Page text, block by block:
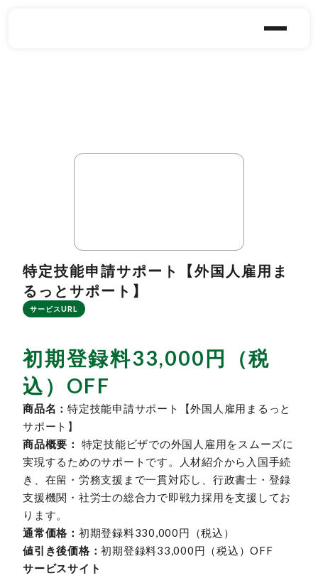
特定技能申請サポート【外国人雇用ま
るっとサポート】
サービスURL
初期登録料33,000円（税
込）OFF
商品名： 特定技能申請サポート【外国人雇用まるっと
サポート】
商品概要：
特定技能ビザでの外国人雇用をスムーズに
実現するためのサポートです。人材紹介から入国手続
き、在留・労務支援まで一貫対応し、行政書士・登録
支援機関・社労士の総合力で即戦力採用を支援してお
ります。
通常価格： 初期登録料330,000円（税込）
値引き後価格：初期登録料33,000円（税込）OFF
サービスサイト